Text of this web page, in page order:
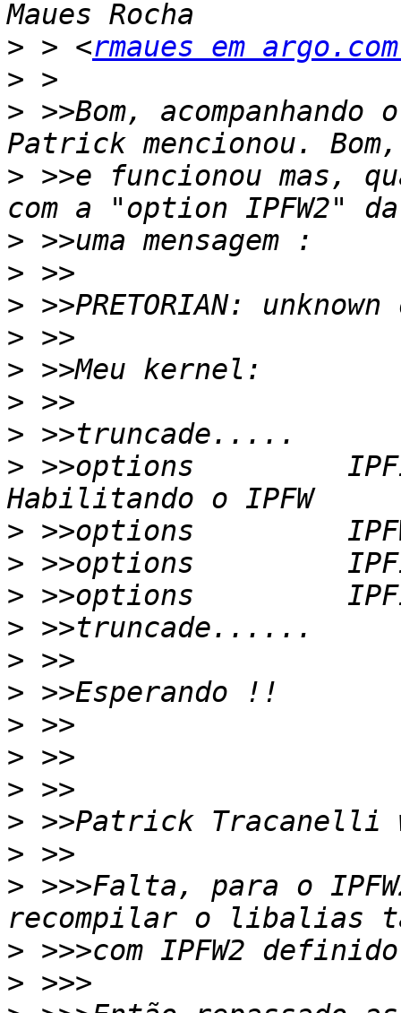
> > <rmaues em
>
> >>Bom,
> >>e funcionou mas,
>
>
>
>
>
>
>
> >>options
>
>
>
>
>
>
>
>
>
>
>
> >>>Falta, para o
>
>